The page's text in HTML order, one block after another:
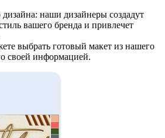
дизайна: наши дизайнеры создадут
вашего бренда и привлечет
выбрать готовый макет из нашего
своей информацией.